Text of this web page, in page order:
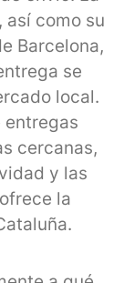
como su
Barcelona,
se
local.
entregas
cercanas,
y las
la